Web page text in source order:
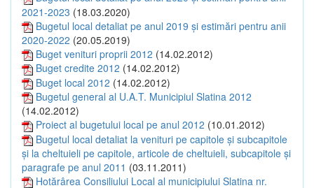
2021-2023 (18.03.2020)
Bugetul local detaliat pe anul 2019 și estimări pentru anii
2020-2022 (20.05.2019)
Buget venituri proprii 2012 (14.02.2012)
Buget credite 2012 (14.02.2012)
Buget local 2012 (14.02.2012)
Bugetul general al U.A.T. Municipiul Slatina 2012
(14.02.2012)
Proiect al bugetului local pe anul 2012 (10.01.2012)
Bugetul local detaliat la venituri pe capitole şi subcapitole
şi la cheltuieli pe capitole, articole de cheltuieli, subcapitole şi
paragrafe pe anul 2011 (03.11.2011)
Hotărârea Consiliului Local al municipiului Slatina nr.